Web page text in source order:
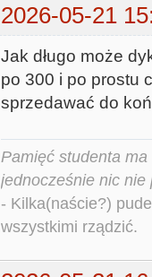
2026-05-21
Jak długo może
po 300 i po prostu
sprzedawać do
Pamięć studenta
jednocześnie nic nie
- Kilka(naście?)
wszystkimi rządzić.